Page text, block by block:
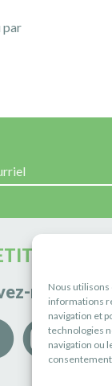
Nous utilisons
informations
navigation et
technologies
navigation ou
par
nous